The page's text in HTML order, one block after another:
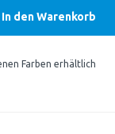
In den Warenkorb
Farben erhältlich